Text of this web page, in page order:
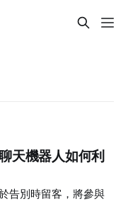
天機器人如何利
告別時留客，將參與